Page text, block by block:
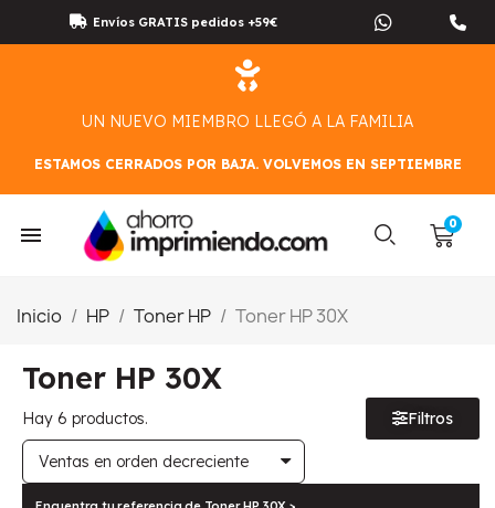
Envíos GRATIS pedidos +59€
UN NUEVO MIEMBRO LLEGÓ A LA FAMILIA
ESTAMOS CERRADOS POR BAJA. VOLVEMOS EN SEPTIEMBRE
Inicio HP Toner HP Toner HP 30X
Toner HP 30X
Hay 6 productos. Filtros